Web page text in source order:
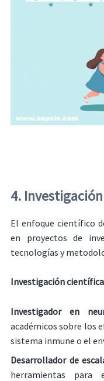
4.
El enfoque científico
en proyectos de
tecnologías y
Investigación científica
Investigador en
académicos sobre los
sistema inmune o el
Desarrollador de
herramientas para